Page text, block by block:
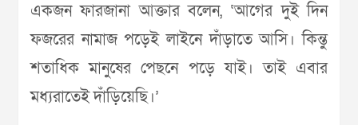
একজন ফারজানা আক্তার বলেন, ‘আগের দুই দিন
ফজরের নামাজ পড়েই লাইনে দাঁড়াতে আসি। কিন্তু
শতাধিক মানুষের পেছনে পড়ে যাই। তাই এবার
মধ্যরাতেই দাঁড়িয়েছি।’